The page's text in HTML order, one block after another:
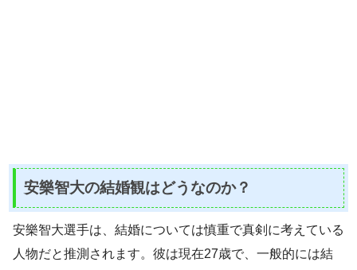
安樂智大の結婚観はどうなのか？
安樂智大選手は、結婚については慎重で真剣に考えている
人物だと推測されます。彼は現在27歳で、一般的には結